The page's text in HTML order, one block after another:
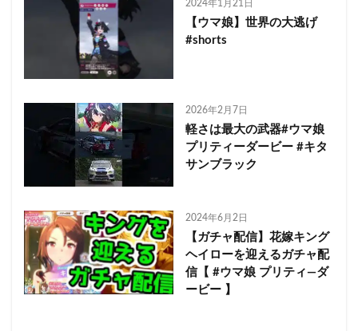
2024年1月21日
【ウマ娘】世界の大逃げ
#shorts
2026年2月7日
軽さは最大の武器#ウマ娘
プリティーダービー #キタ
サンブラック
2024年6月2日
【ガチャ配信】花嫁キング
ヘイローを迎えるガチャ配
信【 #ウマ娘 プリティ―ダ
ービー 】